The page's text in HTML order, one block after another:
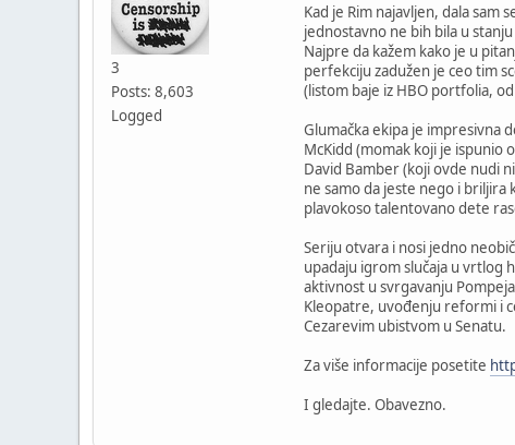
3
Posts: 8,603
Logged
Kad je Rim najavljen, dala sam
jednostavno ne bih bila u
Najpre da kažem kako je u
perfekciju zadužen je ceo tim
(listom baje iz HBO portfolia,
Glumačka ekipa je impresivna
McKidd (momak koji je ispunio
David Bamber (koji ovde nudi
ne samo da jeste nego i briljira
plavokoso talentovano dete
Seriju otvara i nosi jedno
upadaju igrom slučaja u vrtlog
aktivnost u svrgavanju
Kleopatre, uvođenju reformi i
Cezarevim ubistvom u Senatu.
Za više informacije posetite
I gledajte. Obavezno.